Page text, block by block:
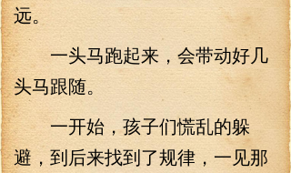
远。
一头马跑起来，会带动好几
头马跟随。
一开始，孩子们慌乱的躲
避，到后来找到了规律，一见那